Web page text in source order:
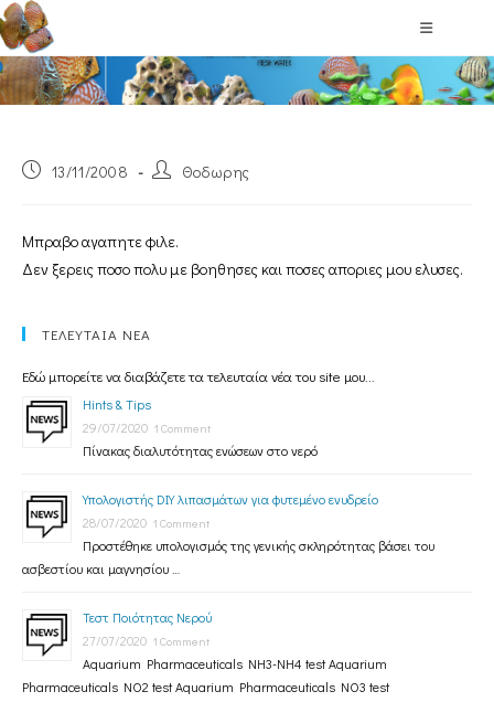
Blog
13/11/2008 Θοδωρης
Μπραβο αγαπητε φιλε.
Δεν ξερεις ποσο πολυ με βοηθησες και ποσες αποριες μου ελυσες.
ΤΕΛΕΥΤΑΙΑ ΝΕΑ
Εδώ μπορείτε να διαβάζετε τα τελευταία νέα του site μου...
Hints & Tips
29/07/2020 1 Comment
Πίνακας διαλυτότητας ενώσεων στο νερό
Υπολογιστής DIY λιπασμάτων για φυτεμένο ενυδρείο
28/07/2020 1 Comment
Προστέθηκε υπολογισμός της γενικής σκληρότητας βάσει του
ασβεστίου και μαγνησίου …
Τεστ Ποιότητας Νερού
27/07/2020 1 Comment
Aquarium Pharmaceuticals NH3-NH4 test Aquarium
Pharmaceuticals NO2 test Aquarium Pharmaceuticals NO3 test